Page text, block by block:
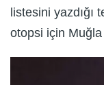
listesini
otopsi için